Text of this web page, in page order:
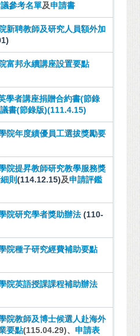
參考名單及申請書
新聘教師及研究人員額外加
富邦永續講座設置要點
學者講座捐贈合約書(節錄
書(節錄版)(111.4.15)
院年度績優員工選拔獎勵要
院提昇教師研究教學服務獎
則(114.12.15)及申請評鑑
院研究學者獎助辦法 (110-
院種子研究經費補助要點
院英語授課課程補助辦法
院教師及博士候選人赴海外
要點(115.04.29)、申請表